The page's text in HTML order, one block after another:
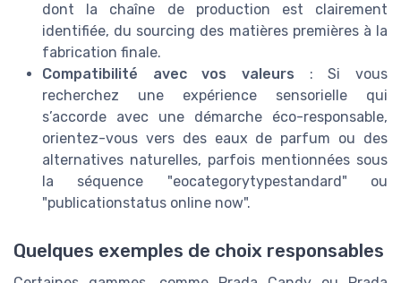
dont la chaîne de production est clairement
identifiée, du sourcing des matières premières à la
fabrication finale.
Compatibilité avec vos valeurs : Si vous
recherchez une expérience sensorielle qui
s’accorde avec une démarche éco-responsable,
orientez-vous vers des eaux de parfum ou des
alternatives naturelles, parfois mentionnées sous
la séquence "eocategorytypestandard" ou
"publicationstatus online now".
Quelques exemples de choix responsables